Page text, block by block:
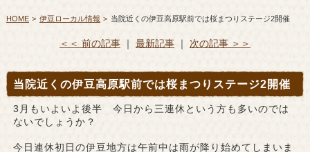
HOME 伊豆ローカル情報 当院近くの伊豆高原駅前では桜まつりステージ2開催
＜＜ 前の記事｜ 最新記事｜ 次の記事 ＞＞
当院近くの伊豆高原駅前では桜まつりステージ2開催
3月もいよいよ後半 今日から三連休という方も多いのでは
ないでしょうか？
今日連休初日の伊豆地方は午前中は雨が降り始めてしまいま